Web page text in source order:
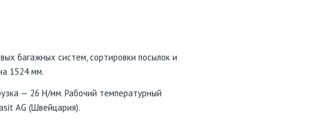
багажных систем, сортировки посылок и
1524 мм.
— 26 Н/мм. Рабочий температурный
AG (Швейцария).